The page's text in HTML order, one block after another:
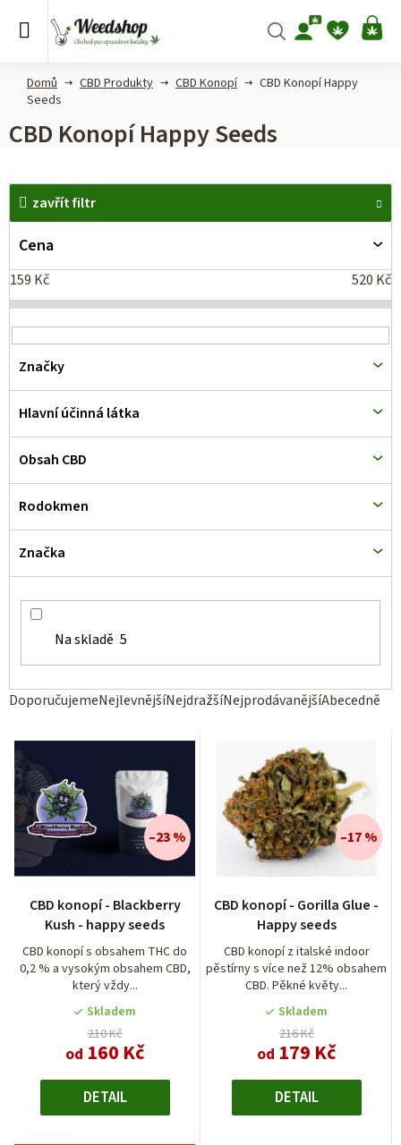
Hledat
Domů CBD Produkty CBD Konopí
CBD Konopí Happy
Seeds
CBD Konopí Happy Seeds
Ř
z
e
n
p
u
DoporučujemeNejlevnějšíNejdražšíNejprodávanějšíAbecedně
zavřít filtr
Cena
159 Kč 520 Kč
Na skladě 5
Značky
Hlavní účinná látka
Obsah CBD
Rodokmen
Značka
V
p
i
s
p
r
o
d
u
k
t
ů
CBD konopí - Blackberry
Kush - happy seeds
CBD konopí s obsahem THC do
0,2 % a vysokým obsahem CBD,
který vždy...
Skladem
210 Kč
od 160 Kč
–23 %
DETAIL
CBD konopí - Gorilla Glue -
Happy seeds
CBD konopí z italské indoor
pěstírny s více než 12% obsahem
CBD. Pěkné květy...
Skladem
216 Kč
od 179 Kč
–17 %
DETAIL